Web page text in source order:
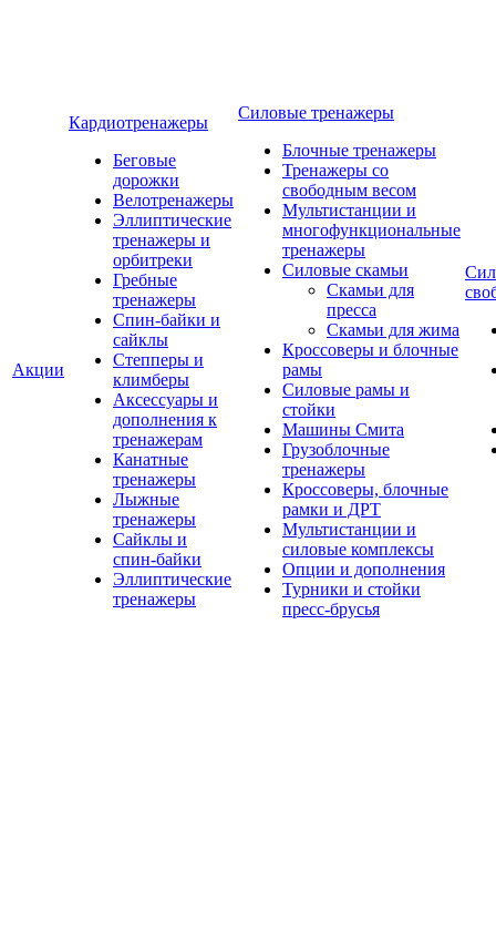
Акции
Кардиотренажеры
Беговые
дорожки
Велотренажеры
Эллиптические
тренажеры и
орбитреки
Гребные
тренажеры
Спин-байки и
сайклы
Степперы и
климберы
Аксессуары и
дополнения к
тренажерам
Канатные
тренажеры
Лыжные
тренажеры
Сайклы и
спин-байки
Эллиптические
тренажеры
Силовые тренажеры
Блочные тренажеры
Тренажеры со
свободным весом
Мультистанции и
многофункциональные
тренажеры
Силовые скамьи
Скамьи для
пресса
Скамьи для жима
Кроссоверы и блочные
рамы
Силовые рамы и
стойки
Машины Смита
Грузоблочные
тренажеры
Кроссоверы, блочные
рамки и ДРТ
Мультистанции и
силовые комплексы
Опции и дополнения
Турники и стойки
пресс-брусья